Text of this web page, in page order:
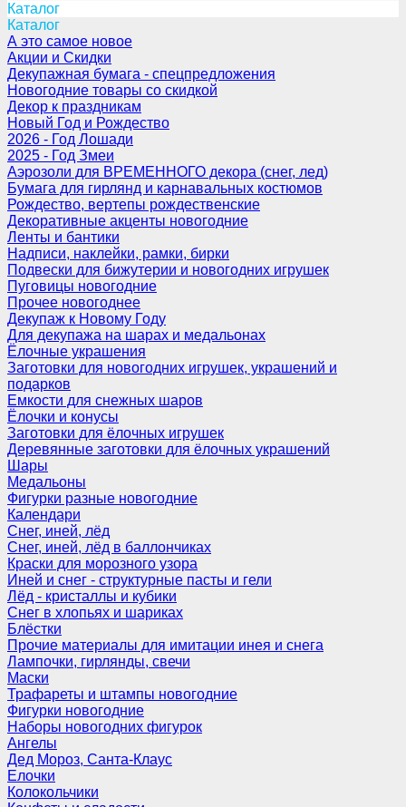
Каталог
Каталог
А это самое новое
Акции и Скидки
Декупажная бумага - спецпредложения
Новогодние товары со скидкой
Декор к праздникам
Новый Год и Рождество
2026 - Год Лошади
2025 - Год Змеи
Аэрозоли для ВРЕМЕННОГО декора (снег, лед)
Бумага для гирлянд и карнавальных костюмов
Рождество, вертепы рождественские
Декоративные акценты новогодние
Ленты и бантики
Надписи, наклейки, рамки, бирки
Подвески для бижутерии и новогодних игрушек
Пуговицы новогодние
Прочее новогоднее
Декупаж к Новому Году
Для декупажа на шарах и медальонах
Ёлочные украшения
Заготовки для новогодних игрушек, украшений и
подарков
Емкости для снежных шаров
Ёлочки и конусы
Заготовки для ёлочных игрушек
Деревянные заготовки для ёлочных украшений
Шары
Медальоны
Фигурки разные новогодние
Календари
Снег, иней, лёд
Снег, иней, лёд в баллончиках
Краски для морозного узора
Иней и снег - структурные пасты и гели
Лёд - кристаллы и кубики
Снег в хлопьях и шариках
Блёстки
Прочие материалы для имитации инея и снега
Лампочки, гирлянды, свечи
Маски
Трафареты и штампы новогодние
Фигурки новогодние
Наборы новогодних фигурок
Ангелы
Дед Мороз, Санта-Клаус
Елочки
Колокольчики